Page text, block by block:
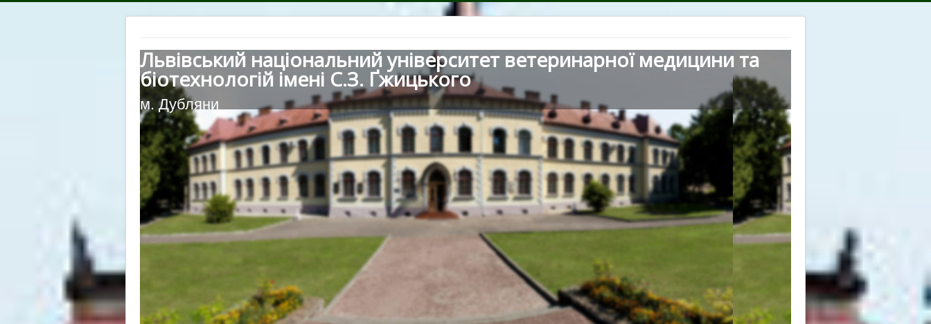
Львівський національний університет ветеринарної медицини та
біотехнологій імені С.З. Ґжицького
м. Дубляни